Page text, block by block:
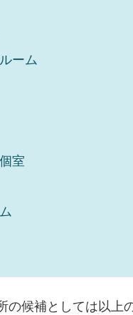
ーム
室
の候補としては以上